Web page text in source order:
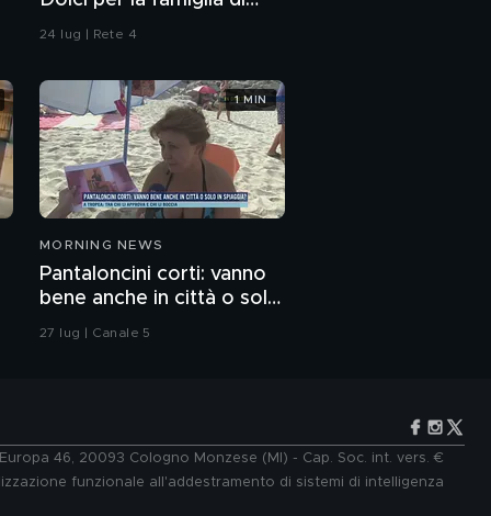
Pamela
24 lug | Rete 4
MORNING NEWS
Pantaloncini corti: vanno
bene anche in città o solo
in spiaggia?
27 lug | Canale 5
1 MIN
46, 20093 Cologno Monzese (MI) - Cap. Soc. int. vers. €
funzionale all'addestramento di sistemi di intelligenza